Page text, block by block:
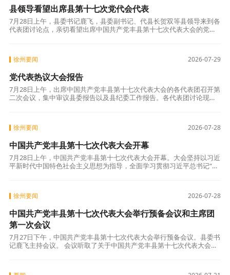
县领导看望出席县第十七次党代会代表
7月28日上午，县委书记鹿飞，县委副书记、代县长贺双等县领导来到各
代表团讨论点，亲切看望出席中国共产党丰县第十七次代表大会的党代
2026-07-29
徐州要闻
党代表热议大会报告
7月28日上午，出席中国共产党丰县第十七次代表大会的各代表团召开第
二次会议，集中审议县委报告以及县纪委工作报告。各代表团讨论现场
2026-07-28
徐州要闻
中国共产党丰县第十七次代表大会开幕
7月28日上午，中国共产党丰县第十七次代表大会开幕。大会坚持以习近
平新时代中国特色社会主义思想为指导，全面学习贯彻习近平总书记“七
2026-07-28
徐州要闻
中国共产党丰县第十七次代表大会举行预备会议和主席团
第一次会议
7月27日下午，中国共产党丰县第十七次代表大会举行预备会议。县委书
记鹿飞主持会议。 会议听取了关于中国共产党丰县第十七次代表大会筹